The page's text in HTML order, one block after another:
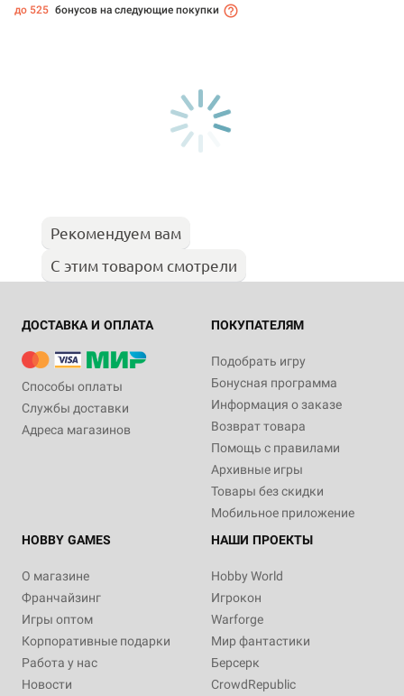
до 525 бонусов на следующие покупки
Рекомендуем вам
С этим товаром смотрели
ДОСТАВКА И ОПЛАТА
Способы оплаты
Службы доставки
Адреса магазинов
ПОКУПАТЕЛЯМ
Подобрать игру
Бонусная программа
Информация о заказе
Возврат товара
Помощь с правилами
Архивные игры
Товары без скидки
Мобильное приложение
HOBBY GAMES
О магазине
Франчайзинг
Игры оптом
Корпоративные подарки
Работа у нас
Новости
НАШИ ПРОЕКТЫ
Hobby World
Игрокон
Warforge
Мир фантастики
Берсерк
CrowdRepublic